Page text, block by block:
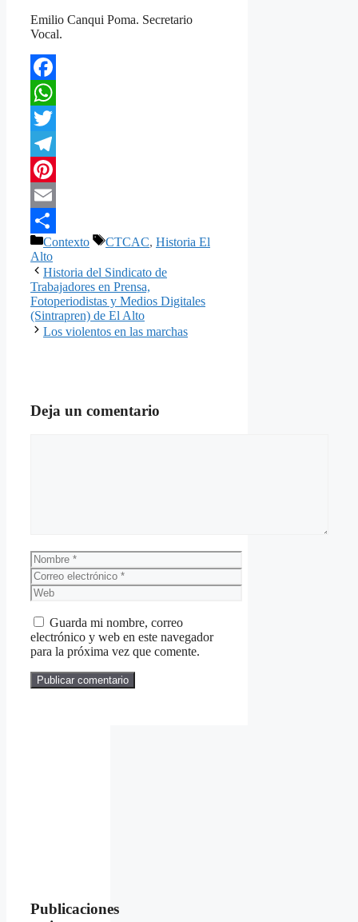
Emilio Canqui Poma. Secretario
Vocal.
Facebook
WhatsApp
Twitter
Telegram
Pinterest
Email
Compartir
Categorías
Contexto Etiquetas
CTCAC, Historia El
Alto
Historia del Sindicato de
Trabajadores en Prensa,
Fotoperiodistas y Medios Digitales
(Sintrapren) de El Alto
Los violentos en las marchas
Deja un comentario
Nombre
Correo
electrónico
Web
Guarda mi nombre, correo
electrónico y web en este navegador
para la próxima vez que comente.
Publicaciones